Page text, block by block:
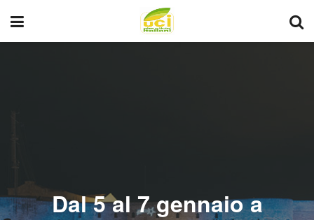
Dal 5 al 7 gennaio a